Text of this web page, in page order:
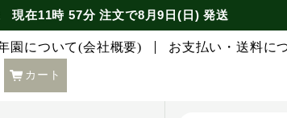
現在11時 57分注文で8月9日(日) 発送
園について(会社概要) お支払い・送料に
カート